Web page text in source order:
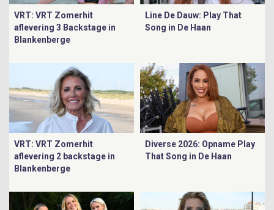
VRT: VRT Zomerhit
aflevering 3 Backstage in
Blankenberge
Line De Dauw: Play That
Song in De Haan
VRT: VRT Zomerhit
aflevering 2 backstage in
Blankenberge
Diverse 2026: Opname Play
That Song in De Haan